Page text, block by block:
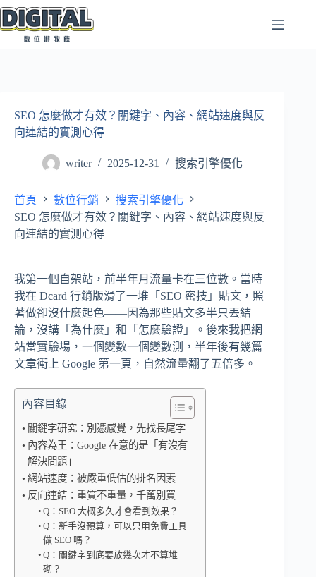
跳
至
SEO 怎麼做才有效？關鍵字、內容、網站速度與反
向連結的實測心得
writer 2025-12-31 搜索引擎優化
首頁 數位行銷
搜索引擎優化
SEO 怎麼做才有效？關鍵字、內容、網站速度與反
向連結的實測心得
我第一個自架站，前半年月流量卡在三位數。當時
我在 Dcard 行銷版滑了一堆「SEO 密技」貼文，照
著做卻沒什麼起色——因為那些貼文多半只丟結
論，沒講「為什麼」和「怎麼驗證」。後來我把網
站當實驗場，一個變數一個變數測，半年後有幾篇
文章衝上 Google 第一頁，自然流量翻了五倍多。
內容目錄
關鍵字研究：別憑感覺，先找長尾字
內容為王：Google 在意的是「有沒有
解決問題」
網站速度：被嚴重低估的排名因素
反向連結：重質不重量，千萬別買
Q：SEO 大概多久才會看到效果？
Q：新手沒預算，可以只用免費工具
做 SEO 嗎？
Q：關鍵字到底要放幾次才不算堆
砌？